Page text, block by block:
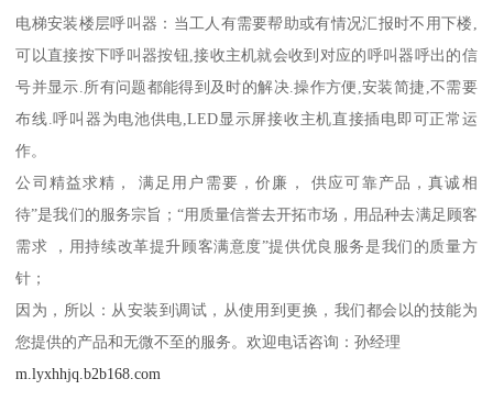
电梯安装楼层呼叫器：当工人有需要帮助或有情况汇报时不用下楼,
可以直接按下呼叫器按钮,接收主机就会收到对应的呼叫器呼出的信
号并显示.所有问题都能得到及时的解决.操作方便,安装简捷,不需要
布线.呼叫器为电池供电,LED显示屏接收主机直接插电即可正常运
作。
公司精益求精， 满足用户需要，价廉， 供应可靠产品，真诚相
待”是我们的服务宗旨；“用质量信誉去开拓市场，用品种去满足顾客
需求 ，用持续改革提升顾客满意度”提供优良服务是我们的质量方
针；
因为，所以：从安装到调试，从使用到更换，我们都会以的技能为
您提供的产品和无微不至的服务。欢迎电话咨询：孙经理
m.lyxhhjq.b2b168.com